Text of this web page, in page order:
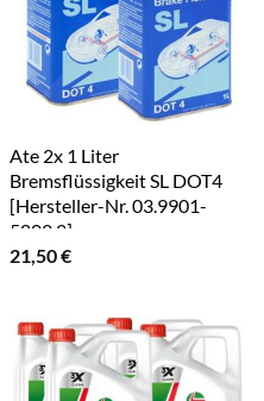
Ate 2x 1 Liter
Bremsflüssigkeit SL DOT4
[Hersteller-Nr. 03.9901-
5802.2]
21,50€